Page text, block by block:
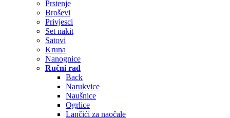
Prstenje
Broševi
Privjesci
Set nakit
Satovi
Kruna
Nanognice
Ručni rad
Back
Narukvice
Naušnice
Ogrlice
Lančići za naočale